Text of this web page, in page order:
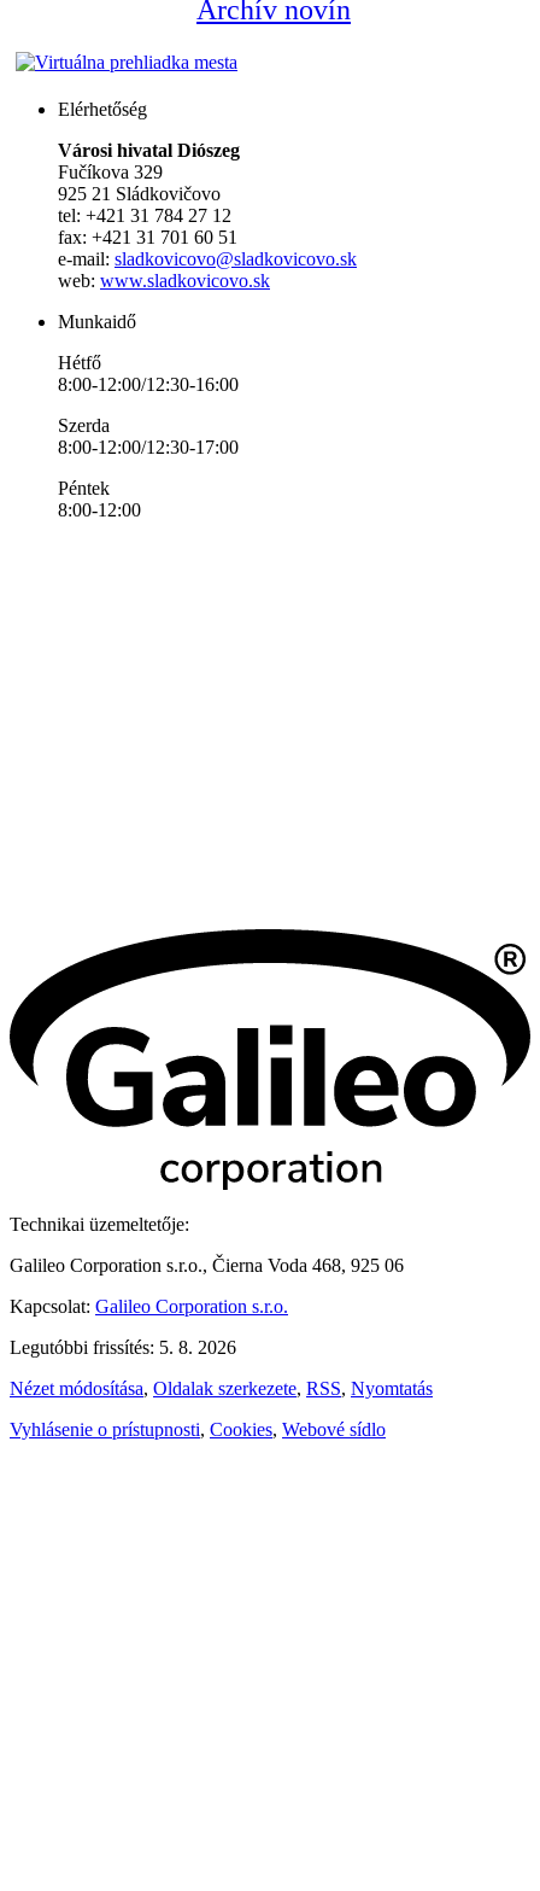
Archív novín
Elérhetőség
Városi hivatal Diószeg
Fučíkova 329
925 21 Sládkovičovo
tel: +421 31 784 27 12
fax: +421 31 701 60 51
e-mail: sladkovicovo@sladkovicovo.sk
web: www.sladkovicovo.sk
Munkaidő
Hétfő
8:00-12:00/12:30-16:00
Szerda
8:00-12:00/12:30-17:00
Péntek
8:00-12:00
Technikai üzemeltetője:
Galileo Corporation s.r.o., Čierna Voda 468, 925 06
Kapcsolat: Galileo Corporation s.r.o.
Legutóbbi frissítés: 5. 8. 2026
Nézet módosítása, Oldalak szerkezete, RSS, Nyomtatás
Vyhlásenie o prístupnosti, Cookies, Webové sídlo